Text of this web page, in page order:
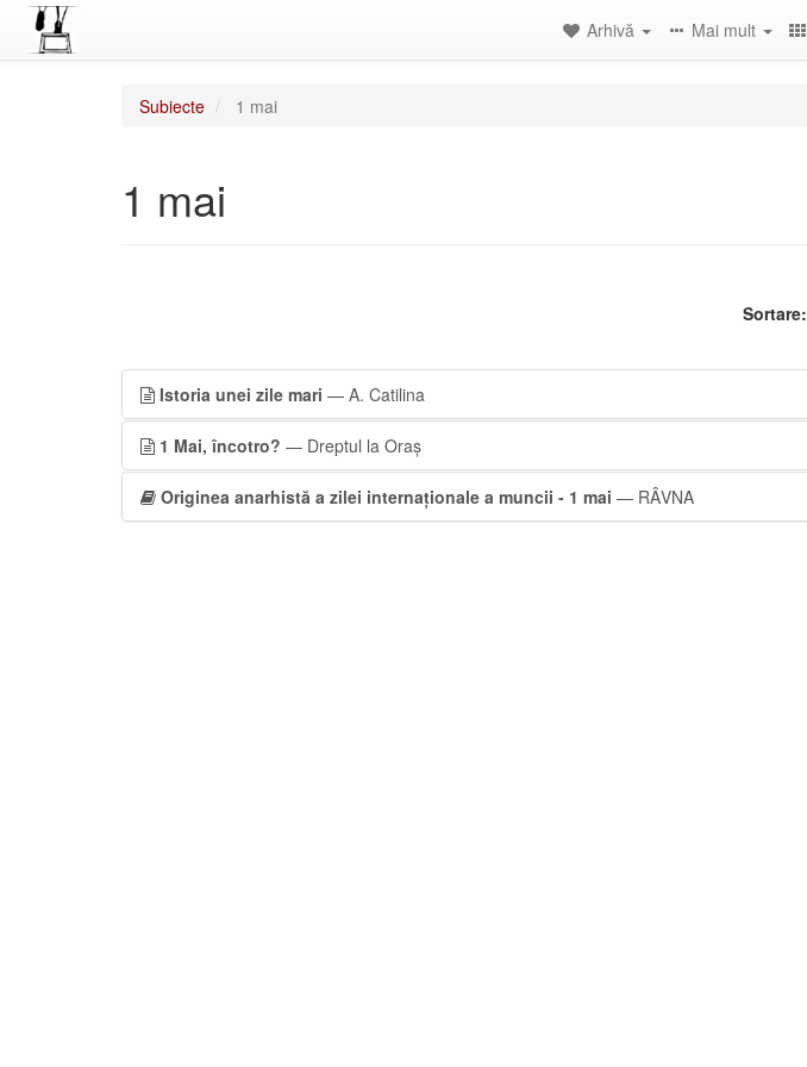
Arhivă Mai mult
Subiecte 1 mai
1 mai
Sortare:
Istoria unei zile mari — A. Catilina
1 Mai, încotro? — Dreptul la Oraș
Originea anarhistă a zilei internaționale a muncii - 1 mai — RÂVNA